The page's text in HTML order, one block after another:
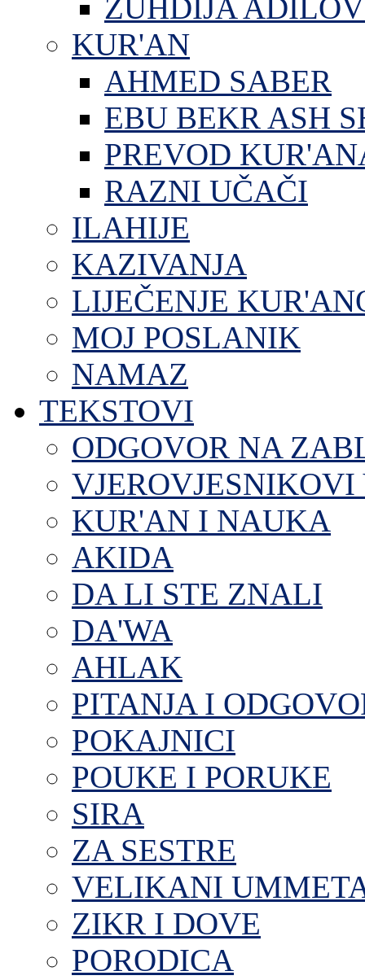
ZUHDIJA
KUR'AN
AHMED SABER
EBU BEKR ASH
PREVOD
RAZNI UČAČI
ILAHIJE
KAZIVANJA
LIJEČENJE
MOJ POSLANIK
NAMAZ
TEKSTOVI
ODGOVOR NA
VJEROVJESNIKOVI
KUR'AN I NAUKA
AKIDA
DA LI STE ZNALI
DA'WA
AHLAK
PITANJA I
POKAJNICI
POUKE I PORUKE
SIRA
ZA SESTRE
VELIKANI
ZIKR I DOVE
PORODICA